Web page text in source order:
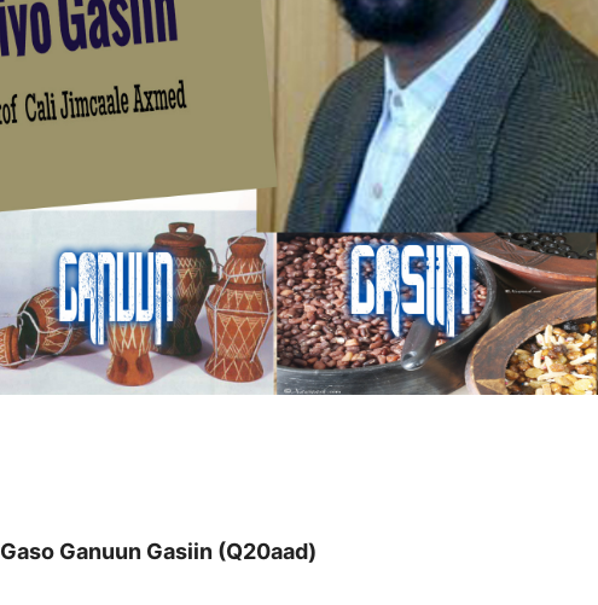
Gaso Ganuun Gasiin (Q20aad)